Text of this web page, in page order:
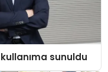
sunuldu